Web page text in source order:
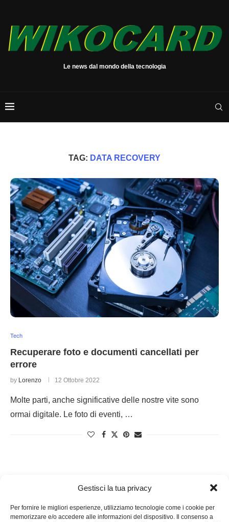
Gestisci la tua privacy
Per fornire le migliori esperienze, utilizziamo tecnologie come i cookie per
memorizzare e/o accedere alle informazioni del dispositivo. Il consenso a
Le news dal mondo della tecnologia
TAG: DATA RECOVERY
Tech
Recuperare foto e documenti cancellati per
errore
by Lorenzo 12 Ottobre 2022
Molte parti, anche significative delle nostre vite sono
ormai digitale. Le foto di eventi, …